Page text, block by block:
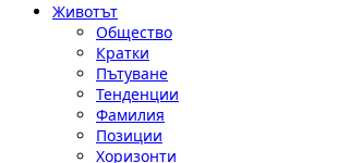
Животът
Общество
Кратки
Пътуване
Тенденции
Фамилия
Позиции
Хоризонти